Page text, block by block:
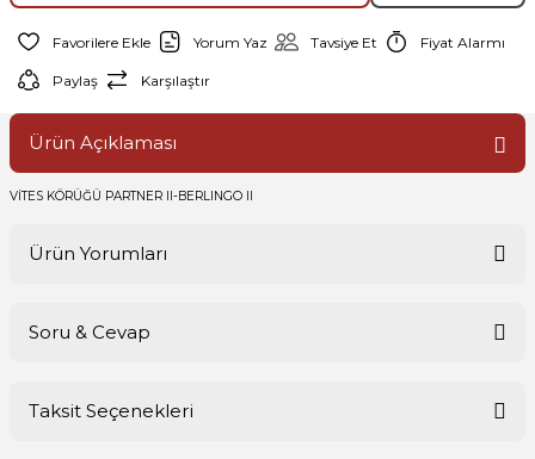
Yorum Yaz Tavsiye Et Fiyat Alarmı
Paylaş Karşılaştır
Ürün Açıklaması
VİTES KÖRÜĞÜ PARTNER II-BERLINGO II
Ürün Yorumları
Soru & Cevap
Taksit Seçenekleri